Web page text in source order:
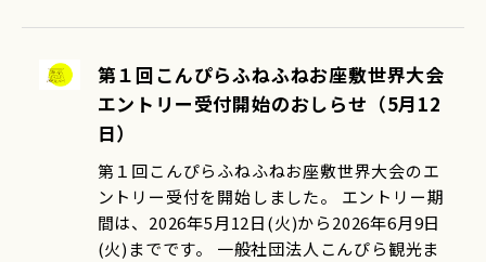
第１回こんぴらふねふねお座敷世界大会
エントリー受付開始のおしらせ（5月12
日）
第１回こんぴらふねふねお座敷世界大会のエ
ントリー受付を開始しました。 エントリー期
間は、2026年5月12日(火)から2026年6月9日
(火)までです。 一般社団法人こんぴら観光ま